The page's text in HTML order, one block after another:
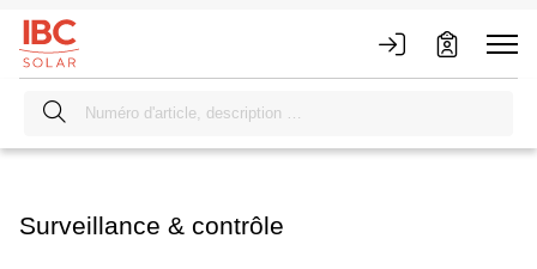
Surveillance & contrôle